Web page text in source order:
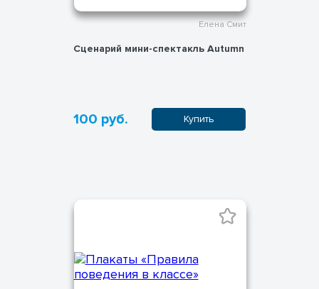
Елена Смит
Сценарий мини-спектакль Autumn
100 руб. Купить